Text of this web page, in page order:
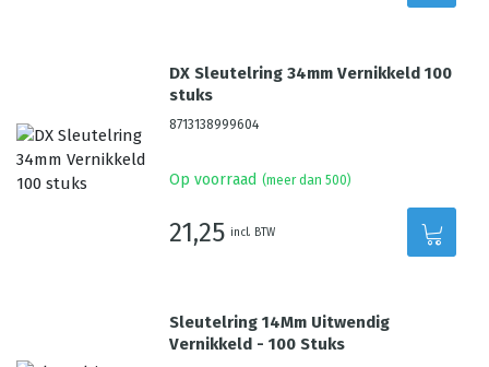
DX Sleutelring 34mm Vernikkeld 100
stuks
8713138999604
Op voorraad (meer dan 500)
21,25 incl. BTW
Sleutelring 14Mm Uitwendig
Vernikkeld - 100 Stuks